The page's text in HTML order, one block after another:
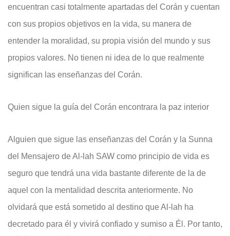
encuentran casi totalmente apartadas del Corán y cuentan
con sus propios objetivos en la vida, su manera de
entender la moralidad, su propia visión del mundo y sus
propios valores. No tienen ni idea de lo que realmente
significan las enseñanzas del Corán.
Quien sigue la guía del Corán encontrara la paz interior
Alguien que sigue las enseñanzas del Corán y la Sunna
del Mensajero de Al-lah SAW como principio de vida es
seguro que tendrá una vida bastante diferente de la de
aquel con la mentalidad descrita anteriormente. No
olvidará que está sometido al destino que Al-lah ha
decretado para él y vivirá confiado y sumiso a Él. Por tanto,